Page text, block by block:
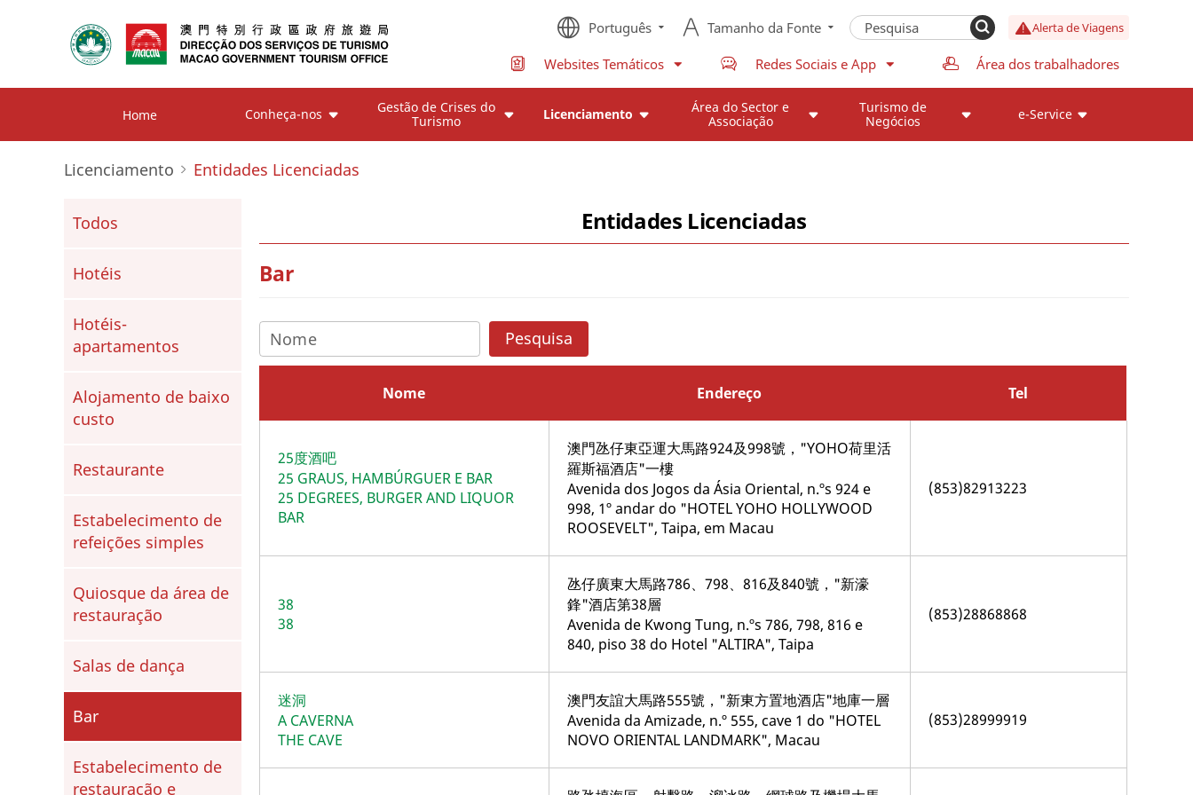
Português Tamanho da Fonte Alerta de Viagens
Websites Temáticos Redes Sociais e App Área dos trabalhadores
Home Conheça-nos
Gestão de Crises do
Turismo
Licenciamento
Área do Sector e
Associação
Turismo de
Negócios
e-Service
Licenciamento Entidades Licenciadas
Todos
Hotéis
Hotéis-
apartamentos
Alojamento de baixo
custo
Restaurante
Estabelecimento de
refeições simples
Quiosque da área de
restauração
Salas de dança
Bar
Estabelecimento de
restauração e
Entidades Licenciadas
Bar
Pesquisa
Nome Endereço Tel
25度酒吧
25 GRAUS, HAMBÚRGUER E BAR
25 DEGREES, BURGER AND LIQUOR
BAR
澳門氹仔東亞運大馬路924及998號，"YOHO荷里活
羅斯福酒店"一樓
Avenida dos Jogos da Ásia Oriental, n.ºs 924 e
998, 1º andar do "HOTEL YOHO HOLLYWOOD
ROOSEVELT", Taipa, em Macau
(853)82913223
38
38
氹仔廣東大馬路786、798、816及840號，"新濠
鋒"酒店第38層
Avenida de Kwong Tung, n.ºs 786, 798, 816 e
840, piso 38 do Hotel "ALTIRA", Taipa
(853)28868868
迷洞
A CAVERNA
THE CAVE
澳門友誼大馬路555號，"新東方置地酒店"地庫一層
Avenida da Amizade, n.º 555, cave 1 do "HOTEL
NOVO ORIENTAL LANDMARK", Macau
(853)28999919